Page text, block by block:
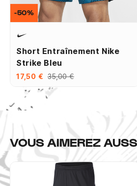
Short Entraînement Nike
Strike Bleu
17,50 € 35,00 €
-50%
VOUS AIMEREZ